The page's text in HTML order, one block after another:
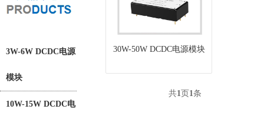
3W-6W DCDC电源
模块
10W-15W DCDC电
30W-50W DCDC电源模块
共1页 1条